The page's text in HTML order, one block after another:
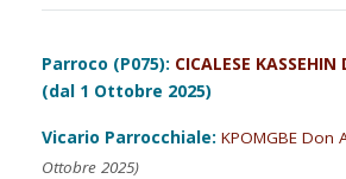
Parroco (P075): CICALESE
(dal 1 Ottobre 2025)
Vicario Parrocchiale: KPOMGBE Don
Ottobre 2025)